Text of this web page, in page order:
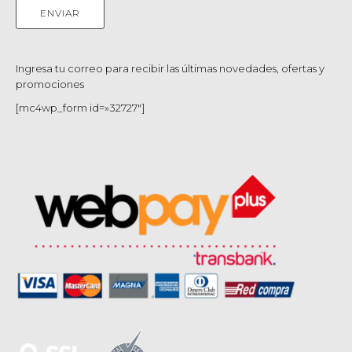
Ingresa tu correo para recibir las últimas novedades, ofertas y
promociones
[mc4wp_form id=»32727″]